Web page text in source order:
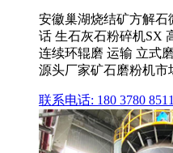
安徽巢湖烧结矿方解
话 生石灰石粉碎机SX
连续环辊磨 运输 立式
源头厂家矿石磨粉机
联系电话: 180 3780 8511